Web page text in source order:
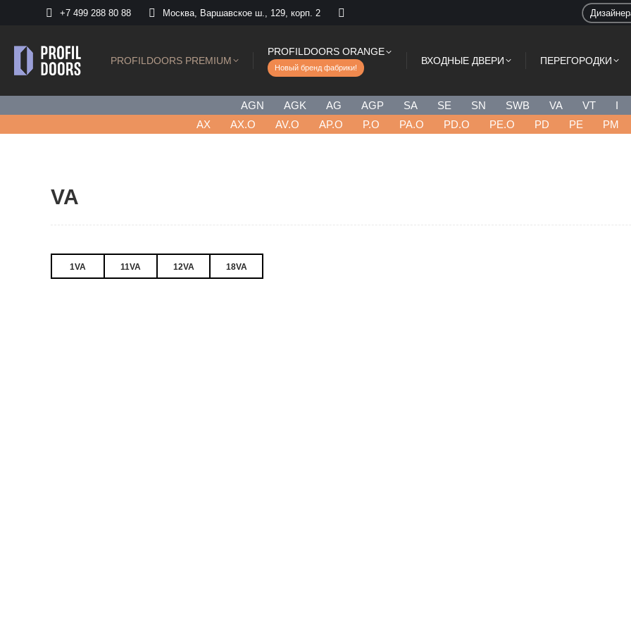
+7 499 288 80 88 Москва, Варшавское ш., 129, корп. 2
PROFILDOORS PREMIUM
PROFILDOORS ORANGE
Новый бренд фабрики!
ВХОДНЫЕ ДВЕРИ ПЕРЕГОРОДКИ
AGN AGK AG AGP SA SE SN SWB VA VT I
AХ
AX.O AV.O AP.O P.O PA.O PD.O PE.O PD PE PM
VA
1VA 11VA 12VA 18VA